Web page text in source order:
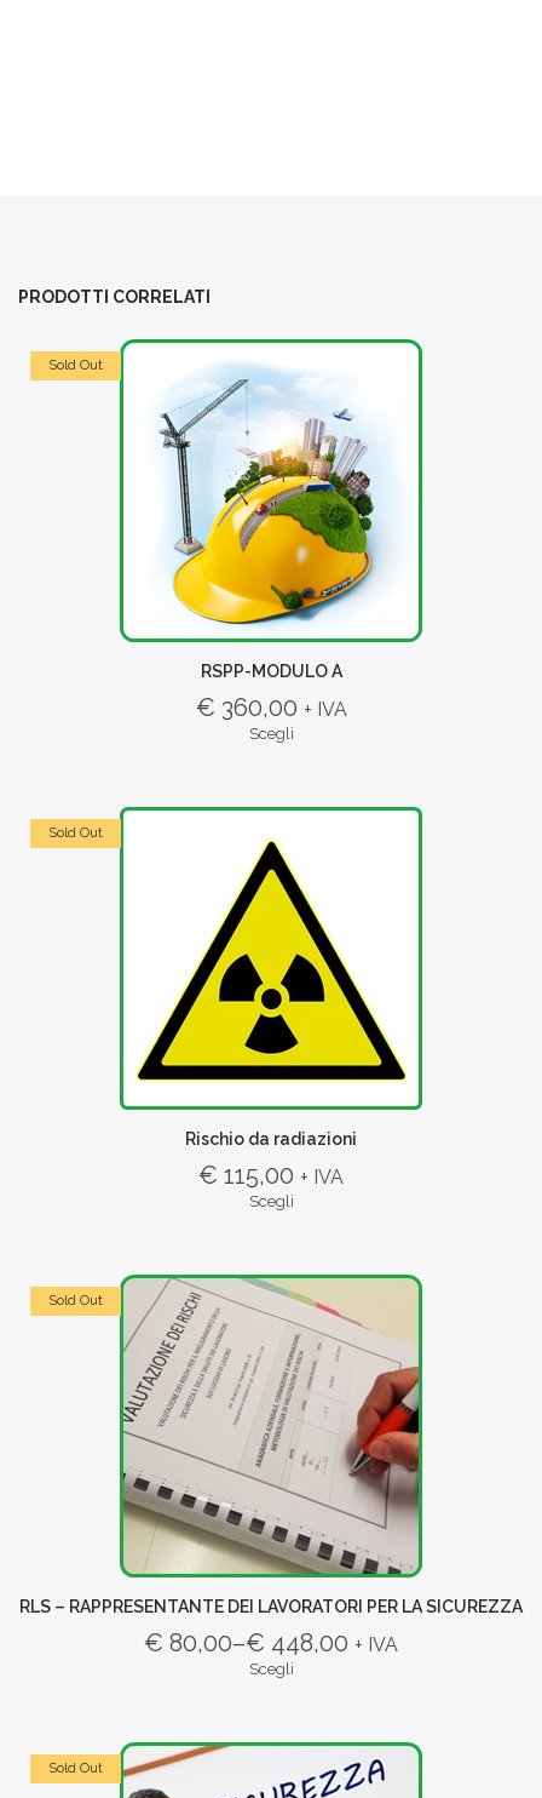
PRODOTTI CORRELATI
Sold Out
RSPP-MODULO A
€ 360,00 + IVA
Scegli
Sold Out
Rischio da radiazioni
€ 115,00 + IVA
Scegli
Sold Out
RLS – RAPPRESENTANTE DEI LAVORATORI PER LA SICUREZZA
€ 80,00–€ 448,00 + IVA
Scegli
Sold Out